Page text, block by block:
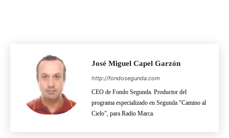
José Miguel Capel Garzón
http://fondosegunda.com
CEO de Fondo Segunda. Productor del
programa especializado en Segunda "Camino al
Cielo", para Radio Marca.